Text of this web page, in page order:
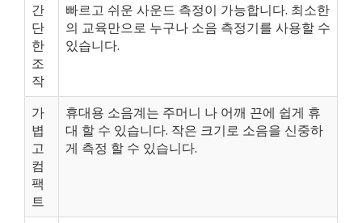
간
단
한
조
작
빠르고 쉬운 사운드 측정이 가능합니다. 최소한
의 교육만으로 누구나 소음 측정기를 사용할 수
있습니다.
가
볍
고
컴
팩
트
휴대용 소음계는 주머니 나 어깨 끈에 쉽게 휴
대 할 수 있습니다. 작은 크기로 소음을 신중하
게 측정 할 수 있습니다.